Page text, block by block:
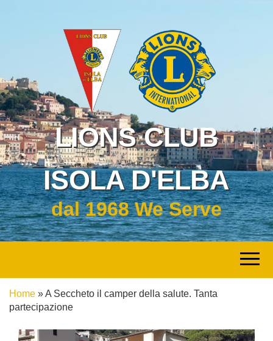
LIONS CLUB
ISOLA D'ELBA
dal 1968 We Serve
Home »A Seccheto il camper della salute. Tanta
partecipazione